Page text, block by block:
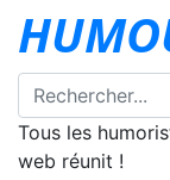
Tous les
web réunit !